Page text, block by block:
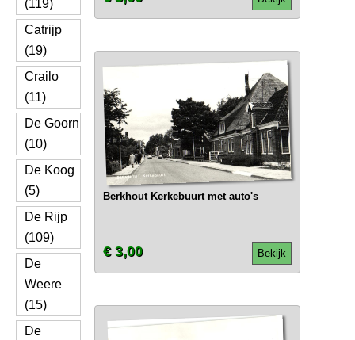
(119)
Catrijp
(19)
Crailo
(11)
De Goorn
(10)
De Koog
(5)
De Rijp
(109)
De
Weere
(15)
De
Berkhout Kerkebuurt met auto's
Bekijk
€ 3,00